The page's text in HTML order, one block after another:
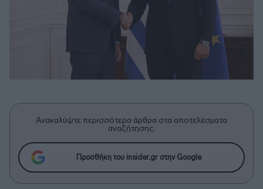
Ανακαλύψτε περισσότερα άρθρα στα αποτελέσματα
αναζήτησης.
Προσθήκη του insider.gr στην Google